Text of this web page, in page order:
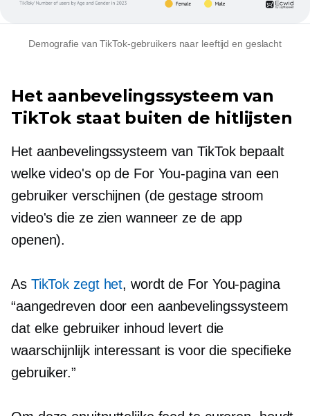
Demografie van TikTok-gebruikers naar leeftijd en geslacht
Het aanbevelingssysteem van
TikTok staat buiten de hitlijsten
Het aanbevelingssysteem van TikTok bepaalt
welke video's op de For You-pagina van een
gebruiker verschijnen (de gestage stroom
video's die ze zien wanneer ze de app
openen).
As TikTok zegt het, wordt de For You-pagina
“aangedreven door een aanbevelingssysteem
dat elke gebruiker inhoud levert die
waarschijnlijk interessant is voor die specifieke
gebruiker.”